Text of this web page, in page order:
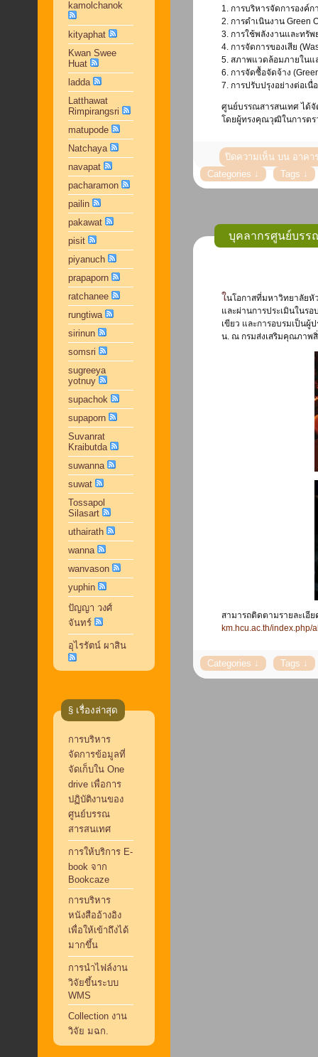
kamolchanok
kityaphat
Kwan Swee
Huat
ladda
Latthawat
Rimpirangsri
matupode
Natchaya
navapat
pacharamon
pailin
pakawat
pisit
piyanuch
prapaporn
ratchanee
rungtiwa
sirinun
somsri
sugreeya
yotnuy
supachok
supaporn
Suvanrat
Kraibutda
suwanna
suwat
Tossapol
Silasart
uthairath
wanna
wanvason
yuphin
ปัญญา วงศ์
จันทร์
อุไรรัตน์ ผาสิน
§ เรื่องล่าสุด
การบริหาร
จัดการข้อมูลที่
จัดเก็บใน One
drive เพื่อการ
ปฏิบัติงานของ
ศูนย์บรรณ
สารสนเทศ
การให้บริการ E-
book จาก
Bookcaze
การบริหาร
หนังสืออ้างอิง
เพื่อให้เข้าถึงได้
มากขึ้น
การนำไฟล์งาน
วิจัยขึ้นระบบ
WMS
Collection งาน
วิจัย มฉก.
1. การบริหารจัดการองค์ก
2. การดำเนินงาน Green
3. การใช้พลังงานและทรัพ
4. การจัดการของเสีย
5. สภาพแวดล้อมภายในแ
6. การจัดซื้อจัดจ้าง
7. การปรับปรุงอย่างต่อเนื่
ศูนย์บรรณสารสนเทศ ได้จั
โดยผู้ทรงคุณวุฒิในการตร
ปิดความเห็น บน อาคา
บุคลากรศูนย์บรร
ในโอกาสที่มหาวิทยาลัยหัวเฉียวเฉลิมพระเกียรติ โดยศูนย์บรรณสารสนเทศ เข้าร่วมโครงการสำนักงานสีเขียว
และผ่านการประเมินในร
เขียว และการอบรมเป็นผู้
น. ณ กรมส่งเสริมคุณภาพ
สามารถติดตามรายละเอี
km.hcu.ac.th/index.php/